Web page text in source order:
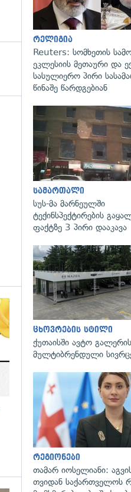
გადახედვა
რელიგია
Reuters: სომხეთის
ეკლესიის მეთაური და
სასულიერო პირი
წინაშე წარდგებიან
სამართალი
სუს-მა მარნეულში
ტექინსპექტირების
ფაქტზე 3 პირი დააკავა
ცხოვრების სტილი
ქუთაისში ავტო
მულტიბრენდული
რეგიონები
თამარ იოსელიანი:
თვიდან საქართველოს